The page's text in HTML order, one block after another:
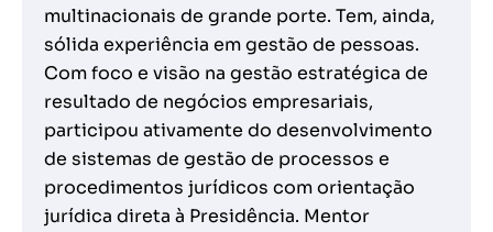
multinacionais de grande porte. Tem, ainda,
sólida experiência em gestão de pessoas.
Com foco e visão na gestão estratégica de
resultado de negócios empresariais,
participou ativamente do desenvolvimento
de sistemas de gestão de processos e
procedimentos jurídicos com orientação
jurídica direta à Presidência. Mentor